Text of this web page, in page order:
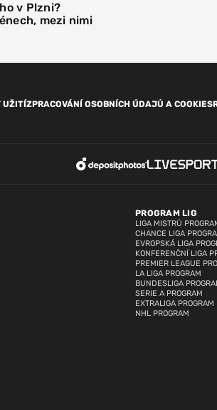
v Plzni?
mezi nimi
UŽITÍZPRACOVÁNÍ OSOBNÍCH ÚDAJŮ A COOKIES
PROGRAM LIG
LIGA MISTRŮ
CHANCE LIGA
EVROPSKÁ LIGA
KONFERENČNÍ LIGA
PREMIER LEAGUE
LA LIGA PROGRAM
BUNDESLIGA
SERIE A PROGRAM
EXTRALIGA PROGRAM
NHL PROGRAM